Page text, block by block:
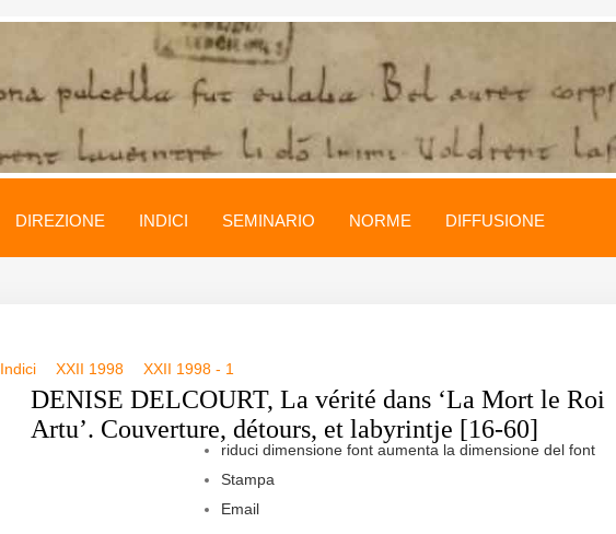
DIREZIONE INDICI SEMINARIO NORME DIFFUSIONE
Indici XXII 1998 XXII 1998 - 1
DENISE DELCOURT, La vérité dans ‘La Mort le Roi
Artu’. Couverture, détours, et labyrintje [16-60]
riduci dimensione font aumenta la dimensione del font
Stampa
Email